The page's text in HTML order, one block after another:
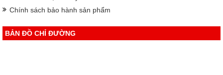
Chính sách bảo hành sản phẩm
BẢN ĐỒ CHỈ ĐƯỜNG